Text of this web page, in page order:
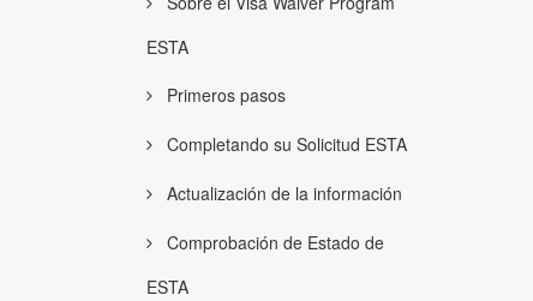
ESTA
Primeros pasos
Completando su Solicitud ESTA
Actualización de la información
Comprobación de Estado de
ESTA